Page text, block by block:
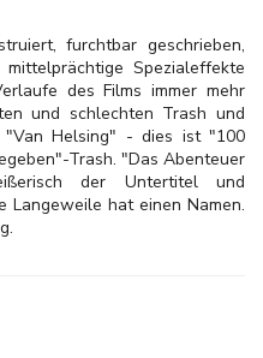
furchtbar geschrieben,
Spezialeffekte
des Films immer mehr
und schlechten Trash und
Helsing" - dies ist "100
Trash. "Das Abenteuer
der Untertitel und
Langeweile hat einen Namen.